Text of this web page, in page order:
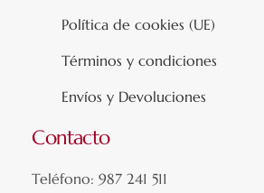
Política de cookies (UE)
Términos y condiciones
Envíos y Devoluciones
Contacto
Teléfono: 987 241 511